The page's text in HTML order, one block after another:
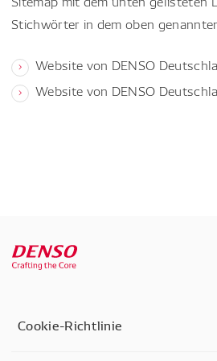
Stichwörter in dem oben
Website von DENSO
Website von DENSO
Cookie-Richtlinie